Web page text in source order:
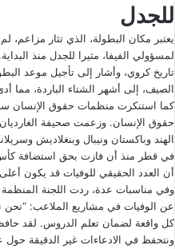
للجدل
يعتبر مكان البطولة، الذي تثار مزاعم،
لمسؤولي الفيفا، مثيرا للجدل منذ
تاريخ كروي، وأشار إلى تأجيل موعد
الصيف، إلى أشهر الشتاء الباردة،
كما استنكرت منظمات حقوق
حقوق الإنسان. وزعمت صحيفة الغارديان
الهند وباكستان ونيبال وبنغلاديش
أن العدد الحقيقي للوفيات قد يكون
عن الوفيات في مشاريع الملاعب:
كل واقعة لضمان تعلم الدروس. لقد
ونتحفظ في الادعاءات غير الدقيقة حول